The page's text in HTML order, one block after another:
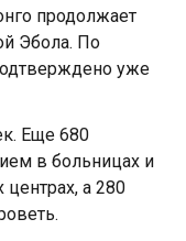
продолжает
Эбола. По
уже
Еще 680
в больницах и
а 280